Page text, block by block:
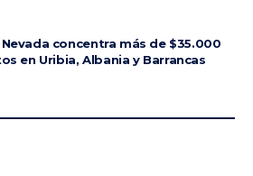
concentra más de $35.000
en Uribia, Albania y Barrancas